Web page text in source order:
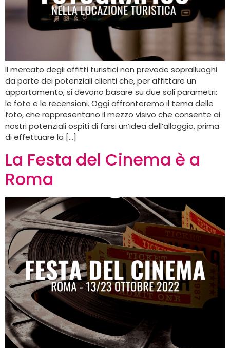
Il mercato degli affitti turistici non prevede sopralluoghi
da parte dei potenziali clienti che, per affittare un
appartamento, si devono basare su due soli parametri:
le foto e le recensioni. Oggi affronteremo il tema delle
foto, che rappresentano il mezzo visivo che consente ai
nostri potenziali ospiti di farsi un’idea dell’alloggio, prima
di effettuare la […]
La Festa del Cinema è a
Roma